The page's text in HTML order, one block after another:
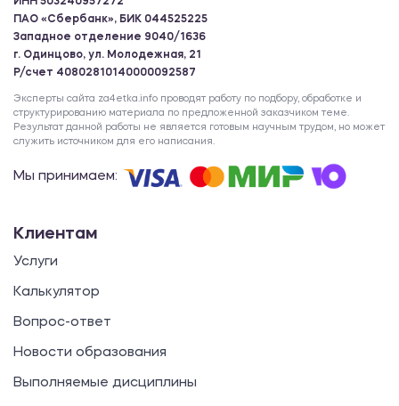
ПАО «Сбербанк», БИК 044525225
Западное отделение 9040/1636
г. Одинцово, ул. Молодежная, 21
Р/счет 40802810140000092587
Эксперты сайта za4etka.info проводят работу по подбору, обработке и
структурированию материала по предложенной заказчиком теме.
Результат данной работы не является готовым научным трудом, но может
служить источником для его написания.
Мы принимаем:
Клиентам
Услуги
Калькулятор
Вопрос-ответ
Новости образования
Выполняемые дисциплины